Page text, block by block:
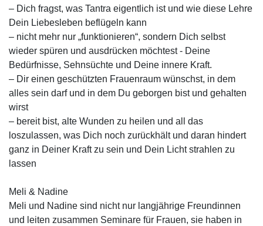
– Dich fragst, was Tantra eigentlich ist und wie diese Lehre
Dein Liebesleben beflügeln kann
– nicht mehr nur „funktionieren“, sondern Dich selbst
wieder spüren und ausdrücken möchtest - Deine
Bedürfnisse, Sehnsüchte und Deine innere Kraft.
– Dir einen geschützten Frauenraum wünschst, in dem
alles sein darf und in dem Du geborgen bist und gehalten
wirst
– bereit bist, alte Wunden zu heilen und all das
loszulassen, was Dich noch zurückhält und daran hindert
ganz in Deiner Kraft zu sein und Dein Licht strahlen zu
lassen
Meli & Nadine
Meli und Nadine sind nicht nur langjährige Freundinnen
und leiten zusammen Seminare für Frauen, sie haben in